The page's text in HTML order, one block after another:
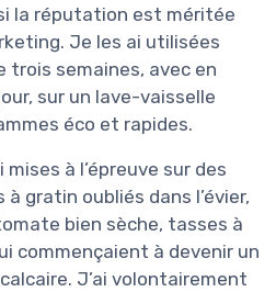
la réputation est méritée
Je les ai utilisées
trois semaines, avec en
sur un lave-vaisselle
éco et rapides.
à l’épreuve sur des
gratin oubliés dans l’évier,
bien sèche, tasses à
commençaient à devenir un
J’ai volontairement